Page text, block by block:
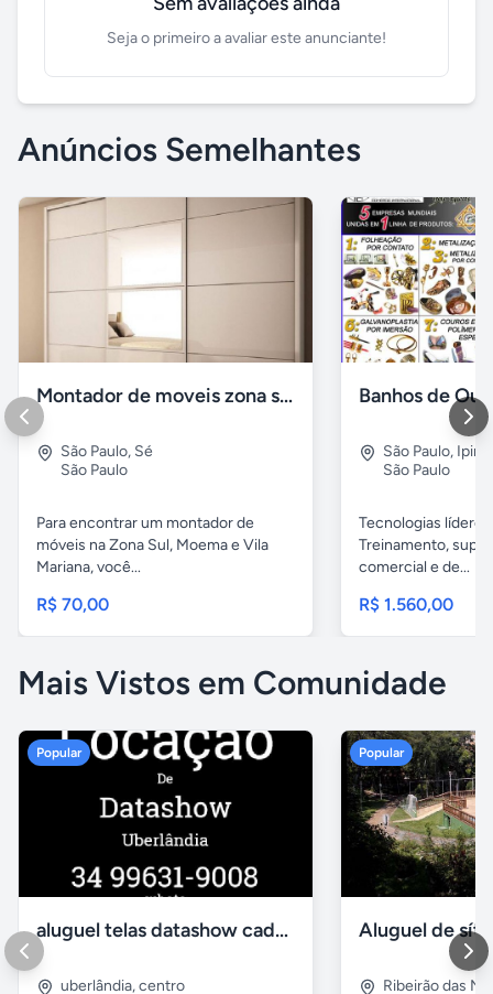
Seja o primeiro a avaliar este anunciante!
Anúncios Semelhantes
Montador de moveis zona sul moema, vila mariana
São Paulo, Sé
São Paulo
Para encontrar um montador de
móveis na Zona Sul, Moema e Vila
Mariana, você...
R$ 70,00
São Paulo,
São Paulo
Tecnologias
Treinamento,
comercial e de...
R$ 1.560,00
Mais Vistos em Comunidade
Popular
aluguel telas datashow cadeiras uberlândia
uberlândia,centro
Popular
Ribeirão das